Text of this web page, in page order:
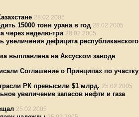
28.02.2005
15000 тонн урана в год 28.02.2005
через неделю-три 28.02.2005
увеличения дефицита республиканского
выплавлена на Аксуском заводе
Соглашение о Принципах по участку
РК превысили $1 млрд. 25.02.2005
увеличение запасов нефти и газа
25.02.2005